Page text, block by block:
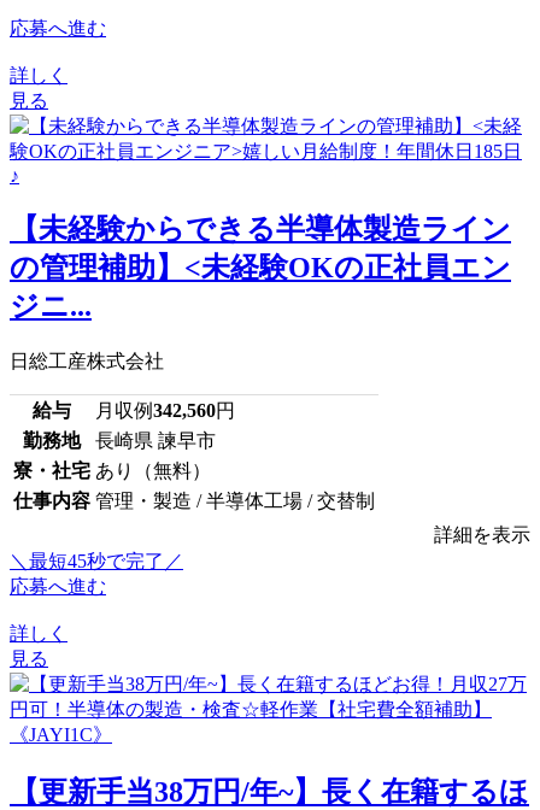
応募へ進む
詳しく
見る
【未経験からできる半導体製造ライン
の管理補助】<未経験OKの正社員エン
ジニ...
日総工産株式会社
給与 月収例342,560円
勤務地
長崎県 諫早市
寮・社宅 あり（無料）
仕事内容 管理・製造 / 半導体工場 / 交替制
詳細を表示
＼最短45秒で完了／
応募へ進む
詳しく
見る
【更新手当38万円/年~】長く在籍するほ